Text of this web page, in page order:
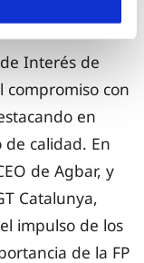
Interés de
compromiso con
en
calidad. En
de Agbar, y
Catalunya,
impulso de los
de la FP